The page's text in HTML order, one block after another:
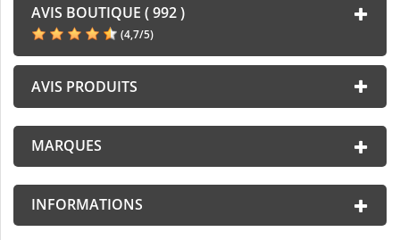
AVIS BOUTIQUE ( 992 )
(4,7/5)
AVIS PRODUITS
MARQUES
INFORMATIONS